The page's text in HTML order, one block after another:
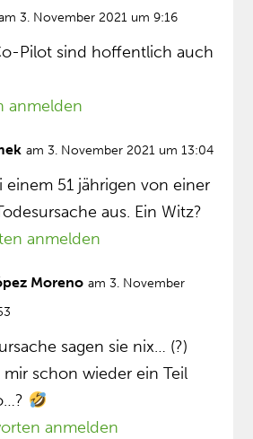
3. November 2021 um 9:16
Pilot sind hoffentlich auch
anmelden
am 3. November 2021 um 13:04
einem 51 jährigen von einer
aus. Ein Witz?
anmelden
Moreno am 3. November
sagen sie nix… (?)
schon wieder ein Teil
anmelden